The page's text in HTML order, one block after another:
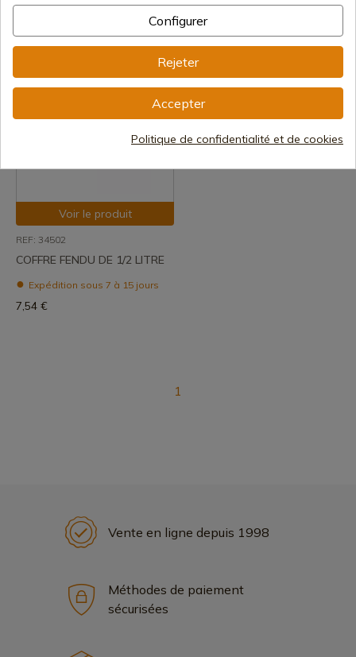
À VIN 34504
12,16 €
Voir le produit
REF: 34502
COFFRE FENDU DE 1/2 LITRE
Expédition sous 7 à 15 jours
7,54 €
1
Vente en ligne depuis 1998
Méthodes de paiement
sécurisées
Configurer
Rejeter
Accepter
Politique de confidentialité et de cookies